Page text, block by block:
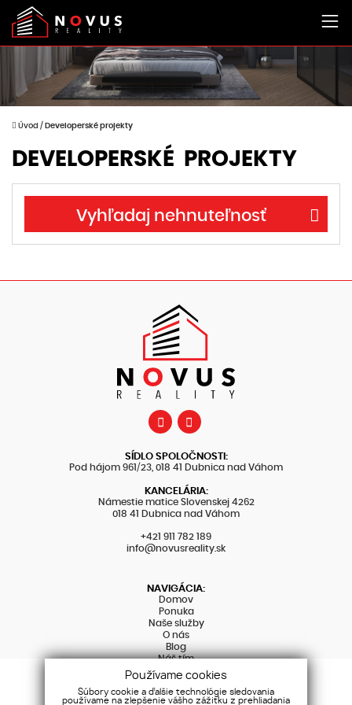
Úvod /Developerské projekty
DEVELOPERSKÉ PROJEKTY
Vyhľadaj nehnuteľnosť
SÍDLO SPOLOČNOSTI:
Pod hájom 961/23, 018 41 Dubnica nad Váhom
KANCELÁRIA:
Námestie matice Slovenskej 4262
018 41 Dubnica nad Váhom
+421 911 782 189
info@novusreality.sk
NAVIGÁCIA:
Domov
Ponuka
Naše služby
O nás
Blog
Náš tím
Referencie
Kontakt
Používame cookies
Súbory cookie a ďalšie technológie sledovania
používame na zlepšenie vášho zážitku z prehliadania